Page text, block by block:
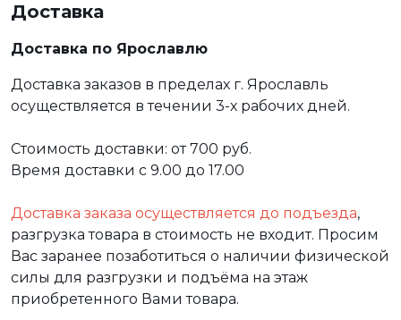
Доставка
Доставка по Ярославлю
Доставка заказов в пределах г. Ярославль
осуществляется в течении 3-х рабочих дней.
Стоимость доставки: от 700 руб.
Время доставки с 9.00 до 17.00
Доставка заказа осуществляется до подъезда,
разгрузка товара в стоимость не входит. Просим
Вас заранее позаботиться о наличии физической
силы для разгрузки и подъёма на этаж
приобретенного Вами товара.